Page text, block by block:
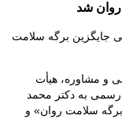
شد
و مشاوره، هیأت
رسمی به دکتر محمد
سلامت روان» و